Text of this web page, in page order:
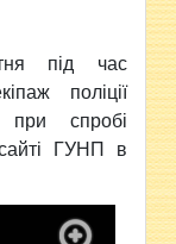
під час
поліції
при спробі
ГУНП в